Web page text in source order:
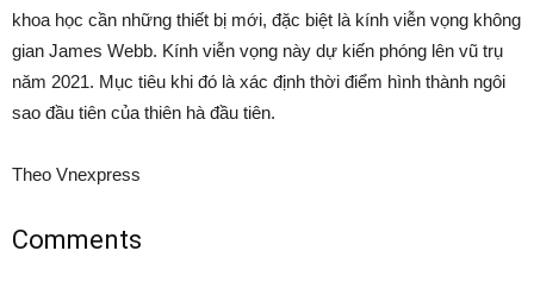
khoa học cần những thiết bị mới, đặc biệt là kính viễn vọng không
gian James Webb. Kính viễn vọng này dự kiến phóng lên vũ trụ
năm 2021. Mục tiêu khi đó là xác định thời điểm hình thành ngôi
sao đầu tiên của thiên hà đầu tiên.
Theo Vnexpress
Comments